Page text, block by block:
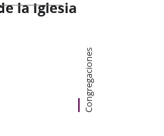
la Iglesia
Congregaciones